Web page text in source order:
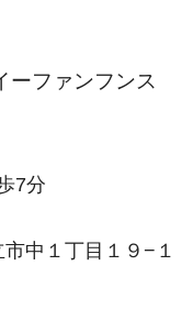
ーファンフンス
分
中１丁目１９−１